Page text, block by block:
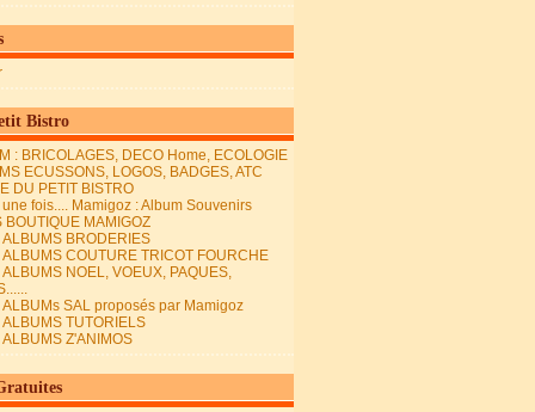
Bistro
: BRICOLAGES, DECO Home, ECOLOGIE
ECUSSONS, LOGOS, BADGES, ATC
DU PETIT BISTRO
fois.... Mamigoz : Album Souvenirs
BOUTIQUE MAMIGOZ
ALBUMS BRODERIES
ALBUMS COUTURE TRICOT FOURCHE
ALBUMS NOEL, VOEUX, PAQUES,
ALBUMs SAL proposés par Mamigoz
ALBUMS TUTORIELS
ALBUMS Z'ANIMOS